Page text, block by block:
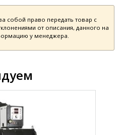
собой право передать товар с
от описания, данного на
у менеджера.